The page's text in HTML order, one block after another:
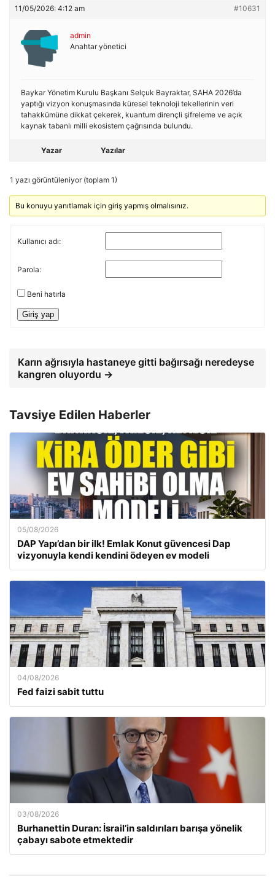
11/05/2026: 4:12 am #10631
admin
Anahtar yönetici
Baykar Yönetim Kurulu Başkanı Selçuk Bayraktar, SAHA 2026’da
yaptığı vizyon konuşmasında küresel teknoloji tekellerinin veri
tahakkümüne dikkat çekerek, kuantum dirençli şifreleme ve açık
kaynak tabanlı milli ekosistem çağrısında bulundu.
Yazar Yazılar
1 yazı görüntüleniyor (toplam 1)
Bu konuyu yanıtlamak için giriş yapmış olmalısınız.
Kullanıcı adı:
Parola:
Beni hatırla
Giriş yap
Karın ağrısıyla hastaneye gitti bağırsağı neredeyse
kangren oluyordu →
Tavsiye Edilen Haberler
05/08/2026
DAP Yapı’dan bir ilk! Emlak Konut güvencesi Dap
vizyonuyla kendi kendini ödeyen ev modeli
04/08/2026
Fed faizi sabit tuttu
03/08/2026
Burhanettin Duran: İsrail’in saldırıları barışa yönelik
çabayı sabote etmektedir